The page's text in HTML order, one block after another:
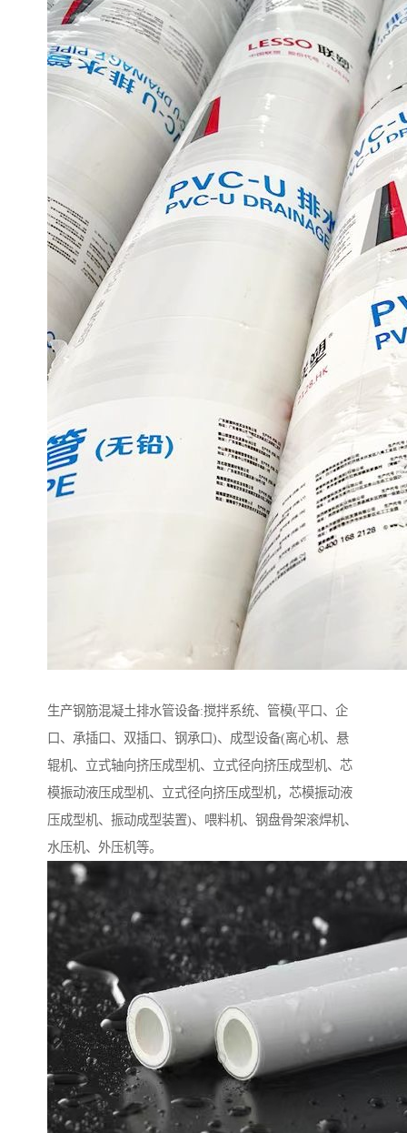
生产钢筋混凝土排水管设备:搅拌系统、管模(平口、企
口、承插口、双插口、钢承口)、成型设备(离心机、悬
辊机、立式轴向挤压成型机、立式径向挤压成型机、芯
模振动液压成型机、立式径向挤压成型机，芯模振动液
压成型机、振动成型装置)、喂料机、钢盘骨架滚焊机、
水压机、外压机等。